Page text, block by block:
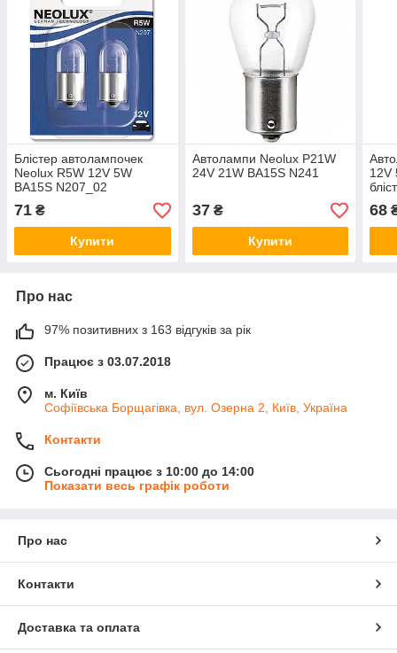
Блістер автолампочек
Neolux R5W 12V 5W
BA15S N207_02
71 ₴
Купити
Автолампи Neolux P21W
24V 21W BA15S N241
37₴
Купити
12V
68
Про нас
97% позитивних з 163 відгуків за рік
Працює з 03.07.2018
м. Київ
Софіївська Борщагівка, вул. Озерна 2, Київ, Україна
Контакти
Сьогодні працює з 10:00 до 14:00
Показати весь графік роботи
Про нас
Контакти
Доставка та оплата